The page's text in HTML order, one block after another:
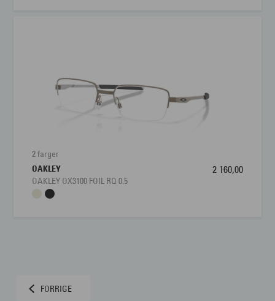
2 farger
OAKLEY
OAKLEY OX3100 FOIL RQ 0.5
2 160,00
FORRIGE